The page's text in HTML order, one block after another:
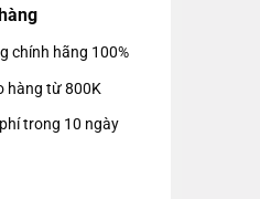
chính hãng 100%
hàng từ 800K
trong 10 ngày